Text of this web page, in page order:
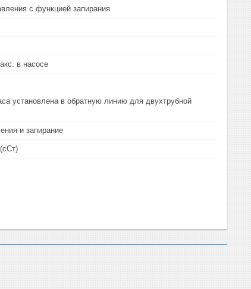
с функцией запирания
в насосе
установлена в обратную линию для двухтрубной
и запирание